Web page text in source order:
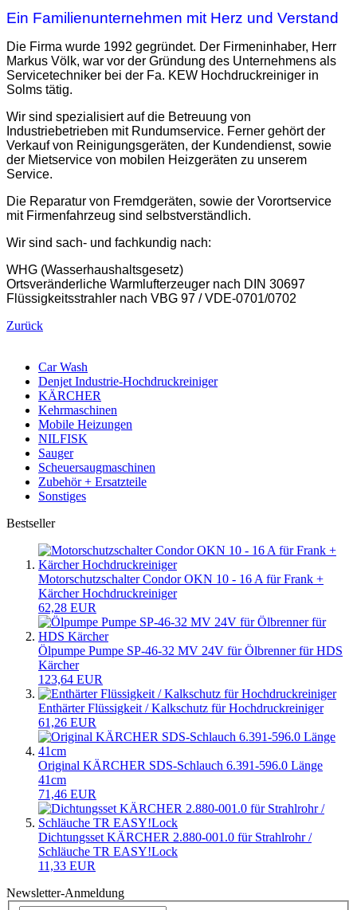
Ein Familienunternehmen mit Herz und Verstand
Die Firma wurde 1992 gegründet. Der Firmeninhaber, Herr
Markus Völk, war vor der Gründung des Unternehmens als
Servicetechniker bei der Fa. KEW Hochdruckreiniger in
Solms tätig.
Wir sind spezialisiert auf die Betreuung von
Industriebetrieben mit Rundumservice. Ferner gehört der
Verkauf von Reinigungsgeräten, der Kundendienst, sowie
der Mietservice von mobilen Heizgeräten zu unserem
Service.
Die Reparatur von Fremdgeräten, sowie der Vorortservice
mit Firmenfahrzeug sind selbstverständlich.
Wir sind sach- und fachkundig nach:
WHG (Wasserhaushaltsgesetz)
Ortsveränderliche Warmlufterzeuger nach DIN 30697
Flüssigkeitsstrahler nach VBG 97 / VDE-0701/0702
Zurück
Car Wash
Denjet Industrie-Hochdruckreiniger
KÄRCHER
Kehrmaschinen
Mobile Heizungen
NILFISK
Sauger
Scheuersaugmaschinen
Zubehör + Ersatzteile
Sonstiges
Bestseller
Motorschutzschalter Condor OKN 10 - 16 A für Frank +
Kärcher Hochdruckreiniger
62,28 EUR
Ölpumpe Pumpe SP-46-32 MV 24V für Ölbrenner für HDS
Kärcher
123,64 EUR
Enthärter Flüssigkeit / Kalkschutz für Hochdruckreiniger
61,26 EUR
Original KÄRCHER SDS-Schlauch 6.391-596.0 Länge
41cm
71,46 EUR
Dichtungsset KÄRCHER 2.880-001.0 für Strahlrohr /
Schläuche TR EASY!Lock
11,33 EUR
Newsletter-Anmeldung